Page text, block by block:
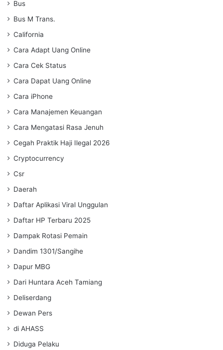
Bus
Bus M Trans.
California
Cara Adapt Uang Online
Cara Cek Status
Cara Dapat Uang Online
Cara iPhone
Cara Manajemen Keuangan
Cara Mengatasi Rasa Jenuh
Cegah Praktik Haji Ilegal 2026
Cryptocurrency
Csr
Daerah
Daftar Aplikasi Viral Unggulan
Daftar HP Terbaru 2025
Dampak Rotasi Pemain
Dandim 1301/Sangihe
Dapur MBG
Dari Huntara Aceh Tamiang
Deliserdang
Dewan Pers
di AHASS
Diduga Pelaku